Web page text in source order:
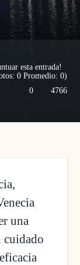
esta entrada!
0Promedio: 0)
4766
0
una
cuidado